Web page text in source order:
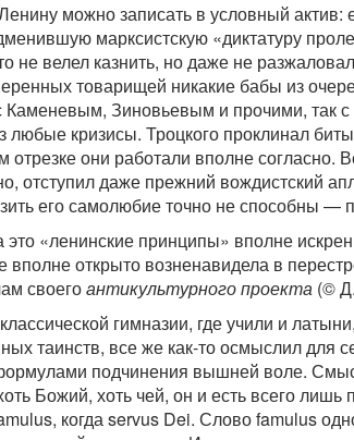
можно записать в условный актив:
марксистскую «диктатуру
не велел казнить, но даже не
товарищей никакие бабы из
Зиновьевым и прочими, так
любые кризисы. Троцкого проклинал
отрезке они работали вполне
отступил даже прежний вождистский
его самолюбие точно не способны —
«ленинские принципы» вполне
открыто возненавидела в
своегоантикультурного проекта (©
гимназии, где учили и
таинств, все же как-то осмыслил для
подчинения вышней воле.
Божий, хоть чей, он и есть всего лишь
когда servus Dei. Слово famulus